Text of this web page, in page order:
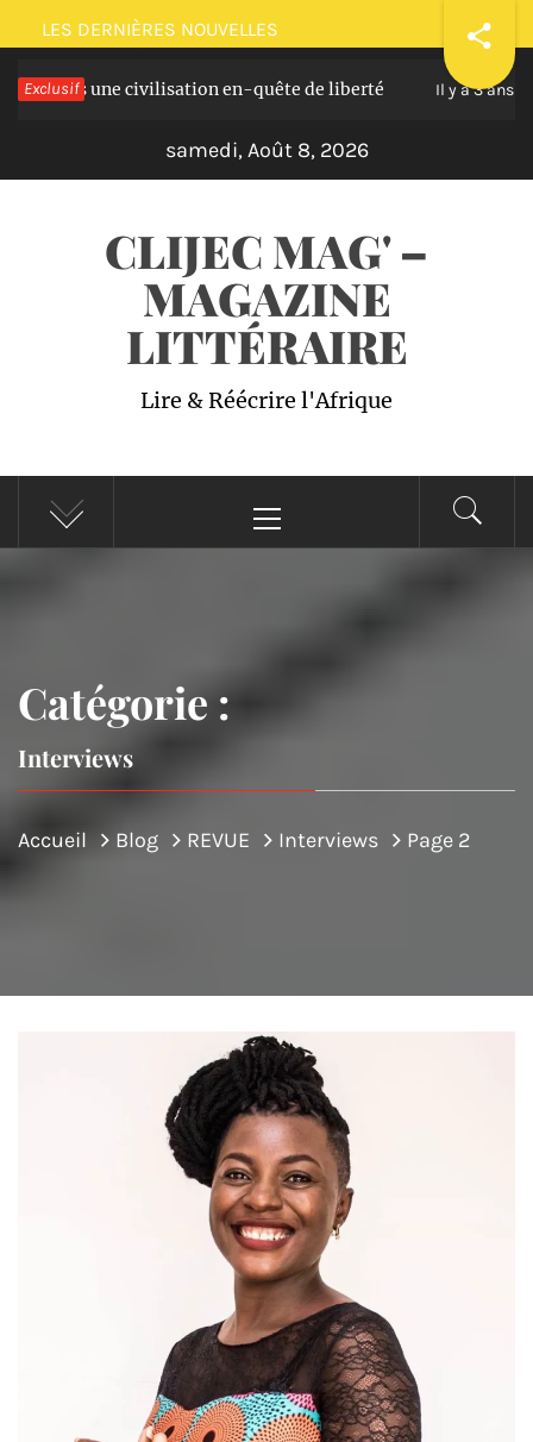
Passer
au
contenu
LES DERNIÈRES NOUVELLES
Exclusif
une civilisation en-quête de liberté Il y a 3 ans
samedi, Août 8, 2026
CLIJEC MAG' –
MAGAZINE
LITTÉRAIRE
Lire & Réécrire l'Afrique
principal
Catégorie :
Interviews
Accueil Blog REVUE Interviews Page 2